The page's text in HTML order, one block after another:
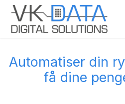
Skip to Content
Automatiser din
få dine